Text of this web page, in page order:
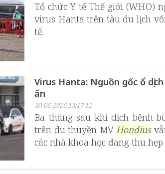
Tổ chức Y tế Thế giới (WHO)
virus Hanta trên tàu du lịch
tế.
Virus Hanta: Nguồn gốc ổ
ẩn
30-06-2026 13:17:12
Ba tháng sau khi dịch bệnh
trên du thuyền MV Hondius
các nhà khoa học đang thu